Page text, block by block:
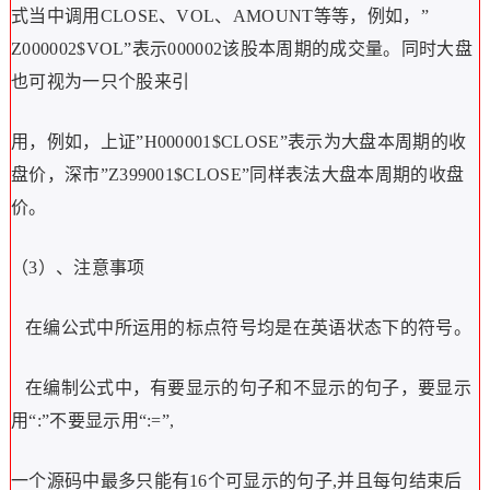
式当中调用CLOSE、VOL、AMOUNT等等，例如，”
Z000002$VOL”表示000002该股本周期的成交量。同时大盘
也可视为一只个股来引
用，例如，上证”H000001$CLOSE”表示为大盘本周期的收
盘价，深市”Z399001$CLOSE”同样表法大盘本周期的收盘
价。
（3）、注意事项
在编公式中所运用的标点符号均是在英语状态下的符号。
在编制公式中，有要显示的句子和不显示的句子，要显示
用“:”不要显示用“:=”,
一个源码中最多只能有16个可显示的句子,并且每句结束后